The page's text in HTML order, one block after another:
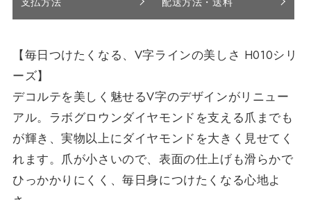
【毎日つけたくなる、V字ラインの美しさ H010シリ
ーズ】
デコルテを美しく魅せるV字のデザインがリニュー
アル。ラボグロウンダイヤモンドを支える爪までも
が輝き、実物以上にダイヤモンドを大きく見せてく
れます。爪が小さいので、表面の仕上げも滑らかで
ひっかかりにくく、毎日身につけたくなる心地よ